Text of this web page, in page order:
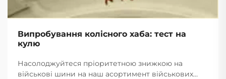
Випробування колісного хаба: тест на
кулю
Насолоджуйтеся пріоритетною знижкою на
військові шини на наш асортимент військових